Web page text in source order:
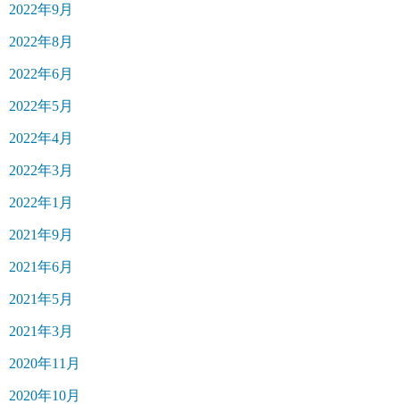
2022年9月
2022年8月
2022年6月
2022年5月
2022年4月
2022年3月
2022年1月
2021年9月
2021年6月
2021年5月
2021年3月
2020年11月
2020年10月